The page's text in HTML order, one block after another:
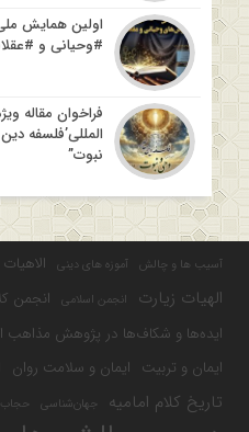
اولین همایش
#وحیانی و
فراخوان مقاله
المللی’فلسفه
نبوت”
آسیب ها و چالش آموزه های دینی
الهیات زیارت انجمن اسلامی
انجمن
ایده‌ها و شکاف‌ها در پژوهش مذاهب
ایمان و تربیت ایمان و سلامت روان
تاریخ کلام امامیه جهان‌شناسی حجاب